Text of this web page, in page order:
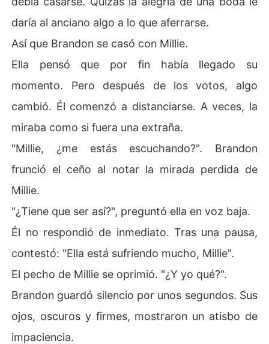
daría al anciano algo a lo que aferrarse.
Así que Brandon se casó con Millie.
Ella pensó que por fin había llegado su
momento. Pero después de los votos, algo
cambió. Él comenzó a distanciarse. A veces, la
miraba como si fuera una extraña.
"Millie, ¿me estás escuchando?". Brandon
frunció el ceño al notar la mirada perdida de
Millie.
"¿Tiene que ser así?", preguntó ella en voz baja.
Él no respondió de inmediato. Tras una pausa,
contestó: "Ella está sufriendo mucho, Millie".
El pecho de Millie se oprimió. "¿Y yo qué?".
Brandon guardó silencio por unos segundos. Sus
ojos, oscuros y firmes, mostraron un atisbo de
impaciencia.